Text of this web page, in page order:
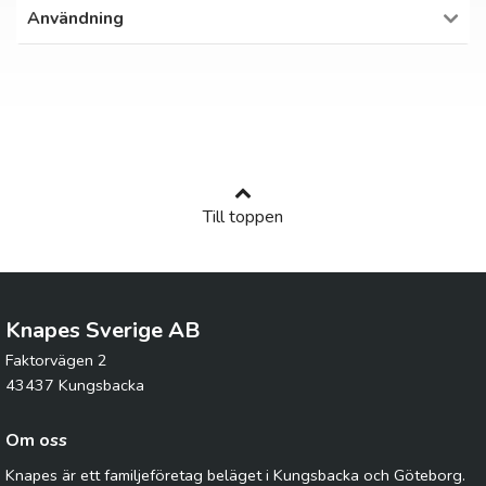
Användning
Till toppen
Knapes Sverige AB
Faktorvägen 2
43437 Kungsbacka
Om oss
Knapes är ett familjeföretag beläget i Kungsbacka och Göteborg.